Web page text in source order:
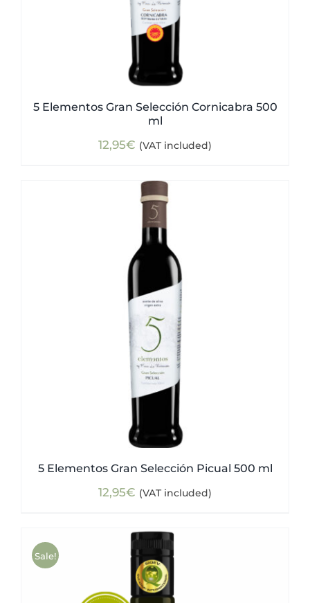
5 Elementos Gran Selección Cornicabra 500
ml
12,95€ (VAT included)
5 Elementos Gran Selección Picual 500 ml
12,95€ (VAT included)
Sale!